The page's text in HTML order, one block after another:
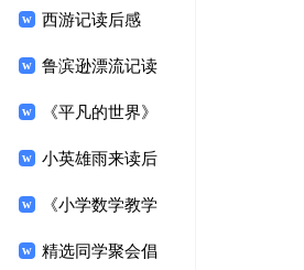
(集锦15篇)
西游记读后感
【热门】
鲁滨逊漂流记读
后感(汇编15篇)
《平凡的世界》
的读后感
小英雄雨来读后
感(汇编15篇)
《小学数学教学
基本概念解读》读后
精选同学聚会倡